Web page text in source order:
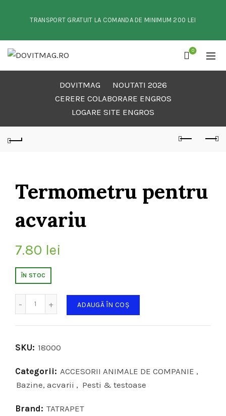
TRANSPORT GRATUIT LA COMANDA DE MINIMUM 200 LEI
0
DOVITMAG
NOUTATI 2026
CERERE COLABORARE ENGROS
LOGARE SITE ENGROS
Termometru pentru
acvariu
7.80 lei
ÎN STOC
ADAUGĂ ÎN COȘ
SKU: 18000
Categorii: ACCESORII ANIMALE DE COMPANIE ,
Bazine, acvarii , Pesti & testoase
Brand: TATRAPET